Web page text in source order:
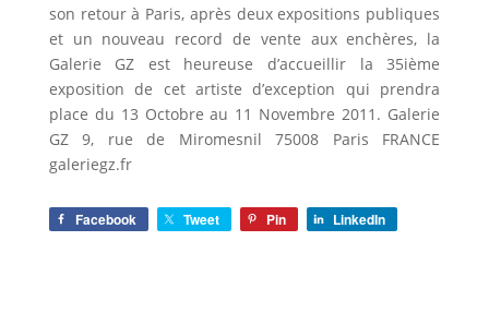
son retour à Paris, après deux expositions publiques
et un nouveau record de vente aux enchères, la
Galerie GZ est heureuse d’accueillir la 35ième
exposition de cet artiste d’exception qui prendra
place du 13 Octobre au 11 Novembre 2011. Galerie
GZ 9, rue de Miromesnil 75008 Paris FRANCE
galeriegz.fr
Facebook Tweet Pin LinkedIn